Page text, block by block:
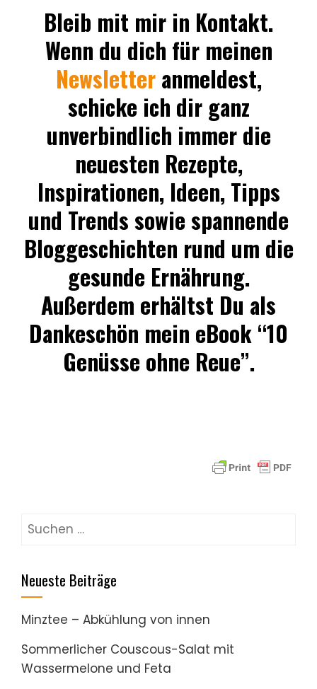
Bleib mit mir in Kontakt.
Wenn du dich für meinen
Newsletteranmeldest,
schicke ich dir ganz
unverbindlich immer die
neuesten Rezepte,
Inspirationen, Ideen, Tipps
und Trends sowie spannende
Bloggeschichten rund um die
gesunde Ernährung.
Außerdem erhältst Du als
Dankeschön mein eBook “10
Genüsse ohne Reue”.
Suchen
Neueste Beiträge
Minztee – Abkühlung von innen
Sommerlicher Couscous-Salat mit
Wassermelone und Feta